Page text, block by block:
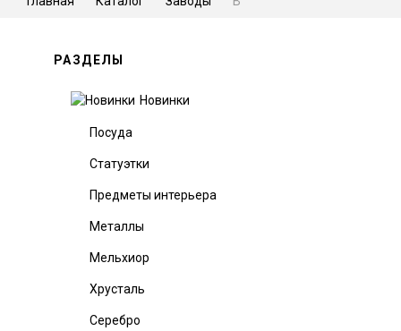
РАЗДЕЛЫ
Новинки
Посуда
Статуэтки
Предметы интерьера
Металлы
Мельхиор
Хрусталь
Серебро